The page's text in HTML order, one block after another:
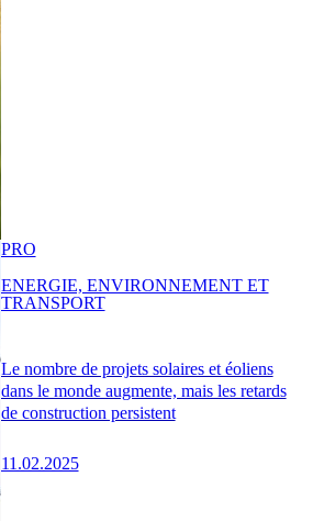
Le nombre de projets solaires et éoliens
dans le monde augmente, mais les retards
de construction persistent
11.02.2025
PRO
ENERGIE, ENVIRONNEMENT ET
TRANSPORT